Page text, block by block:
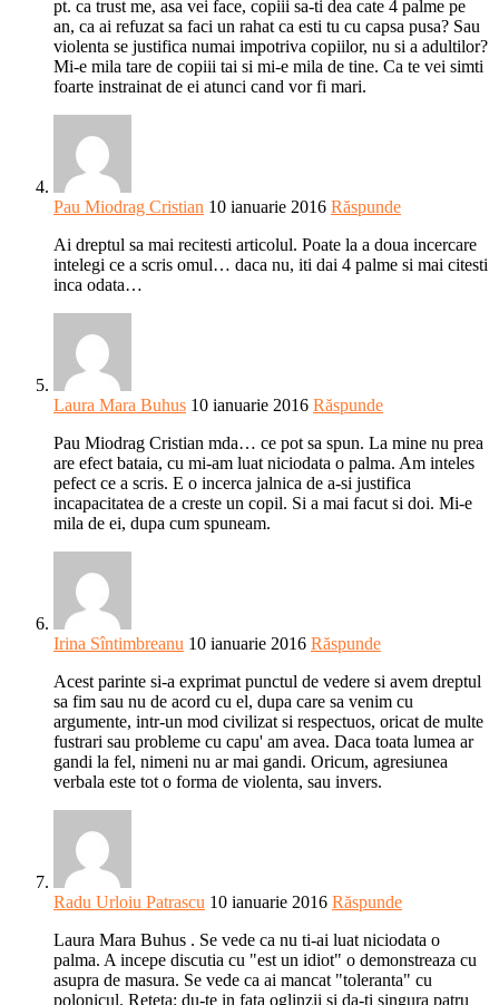
pt. ca trust me, asa vei face, copiii sa-ti dea cate 4 palme pe
an, ca ai refuzat sa faci un rahat ca esti tu cu capsa pusa? Sau
violenta se justifica numai impotriva copiilor, nu si a adultilor?
Mi-e mila tare de copiii tai si mi-e mila de tine. Ca te vei simti
foarte instrainat de ei atunci cand vor fi mari.
Pau Miodrag Cristian 10 ianuarie 2016 Răspunde
Ai dreptul sa mai recitesti articolul. Poate la a doua incercare
intelegi ce a scris omul… daca nu, iti dai 4 palme si mai citesti
inca odata…
Laura Mara Buhus 10 ianuarie 2016 Răspunde
Pau Miodrag Cristian mda… ce pot sa spun. La mine nu prea
are efect bataia, cu mi-am luat niciodata o palma. Am inteles
pefect ce a scris. E o incerca jalnica de a-si justifica
incapacitatea de a creste un copil. Si a mai facut si doi. Mi-e
mila de ei, dupa cum spuneam.
Irina Sîntimbreanu 10 ianuarie 2016 Răspunde
Acest parinte si-a exprimat punctul de vedere si avem dreptul
sa fim sau nu de acord cu el, dupa care sa venim cu
argumente, intr-un mod civilizat si respectuos, oricat de multe
fustrari sau probleme cu capu' am avea. Daca toata lumea ar
gandi la fel, nimeni nu ar mai gandi. Oricum, agresiunea
verbala este tot o forma de violenta, sau invers.
Radu Urloiu Patrascu 10 ianuarie 2016 Răspunde
Laura Mara Buhus . Se vede ca nu ti-ai luat niciodata o
palma. A incepe discutia cu "est un idiot" o demonstreaza cu
asupra de masura. Se vede ca ai mancat "toleranta" cu
polonicul. Reteta: du-te in fata oglinzii si da-ti singura patru